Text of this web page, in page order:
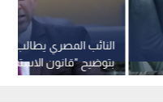
النائب المصري يطالب
بتوضيح "قانون
ويلمح للاستقالة